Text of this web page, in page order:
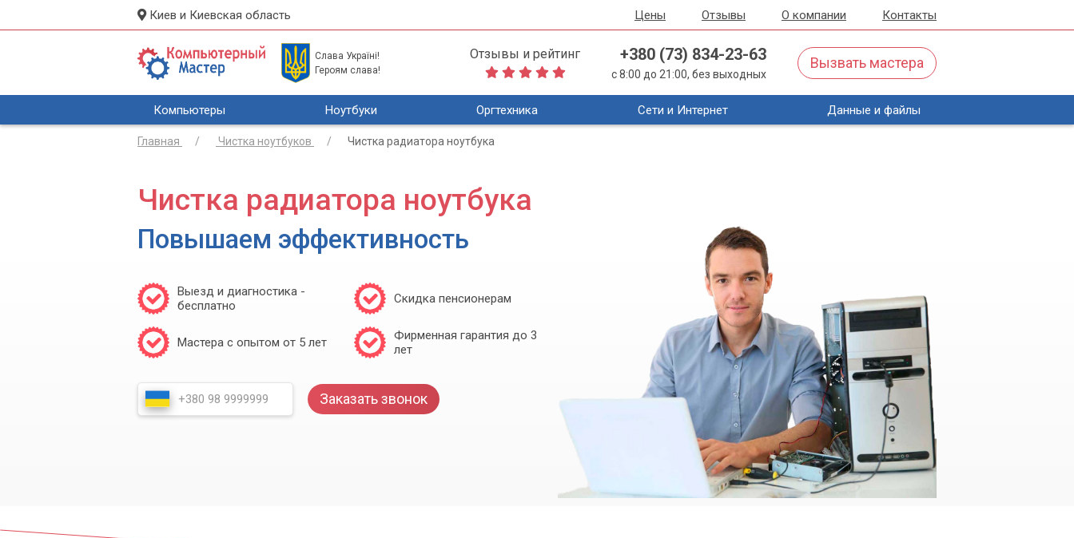
Киев и Киевская область Цены Отзывы О компании Контакты
Слава Україні!
Героям слава!
Отзывы и рейтинг +380 (73) 834-23-63
с 8:00 до 21:00, без выходных
Вызвать мастера
Компьютеры Ноутбуки Оргтехника Сети и Интернет Данные и файлы
Главная Чистка ноутбуков Чистка радиатора ноутбука
Чистка радиатора ноутбука
Повышаем эффективность
Выезд и диагностика -
бесплатно
Скидка пенсионерам
Мастера с опытом от 5 лет
Фирменная гарантия до 3
лет
Заказать звонок